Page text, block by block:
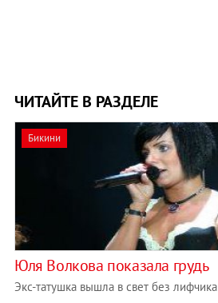
ЧИТАЙТЕ В РАЗДЕЛЕ
Бикини
Юля Волкова показала грудь
Экс-татушка вышла в свет без лифчика